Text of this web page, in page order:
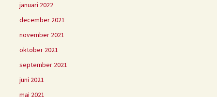
januari 2022
december 2021
november 2021
oktober 2021
september 2021
juni 2021
maj 2021